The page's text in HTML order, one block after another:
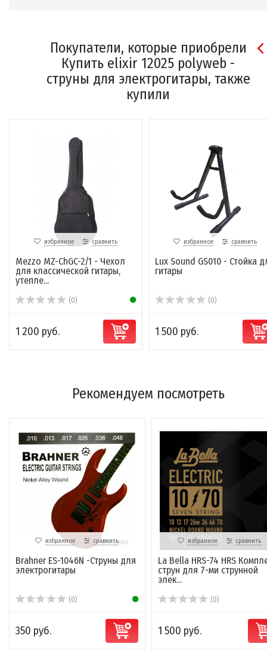
Покупатели, которые приобрели
Купить elixir 12025 polyweb -
струны для электрогитары, также
купили
избранное сравнить
Mezzo MZ-ChGC-2/1 - Чехол
для классической гитары,
утепле...
(0)
1 200 руб.
избранное сравнить
Lux Sound GS010 - Стойка
гитары
(0)
1 500 руб.
Рекомендуем посмотреть
избранное сравнить
Brahner ES-1046N -Струны для
электрогитары
(0)
350 руб.
избранное сравнить
La Bella HRS-74 HRS
струн для 7-ми струнной
элек...
(0)
1 500 руб.